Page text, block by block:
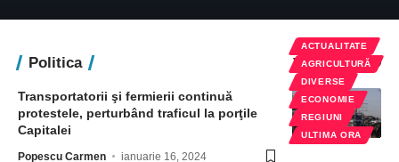
Politica Vedeți toate
ACTUALITATE
AGRICULTURĂ
DIVERSE
ECONOMIE
REGIUNI
ULTIMA ORA
Transportatorii şi fermierii continuă
protestele, perturbând traficul la porţile
Capitalei
Popescu Carmen ianuarie 16, 2024